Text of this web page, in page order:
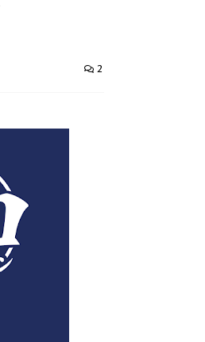
2